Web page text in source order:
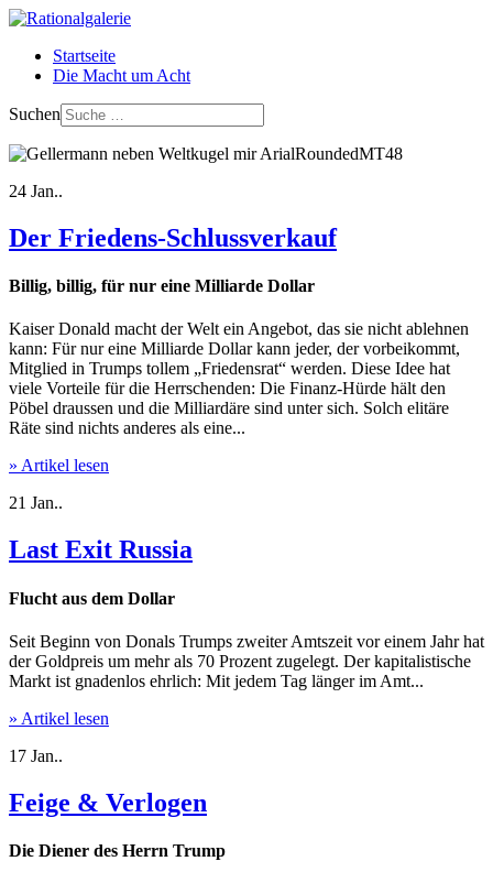
Startseite
Die Macht um Acht
Suchen
24 Jan..
Der Friedens-Schlussverkauf
Billig, billig, für nur eine Milliarde Dollar
Kaiser Donald macht der Welt ein Angebot, das sie nicht ablehnen
kann: Für nur eine Milliarde Dollar kann jeder, der vorbeikommt,
Mitglied in Trumps tollem „Friedensrat“ werden. Diese Idee hat
viele Vorteile für die Herrschenden: Die Finanz-Hürde hält den
Pöbel draussen und die Milliardäre sind unter sich. Solch elitäre
Räte sind nichts anderes als eine...
» Artikel lesen
21 Jan..
Last Exit Russia
Flucht aus dem Dollar
Seit Beginn von Donals Trumps zweiter Amtszeit vor einem Jahr hat
der Goldpreis um mehr als 70 Prozent zugelegt. Der kapitalistische
Markt ist gnadenlos ehrlich: Mit jedem Tag länger im Amt...
» Artikel lesen
17 Jan..
Feige & Verlogen
Die Diener des Herrn Trump